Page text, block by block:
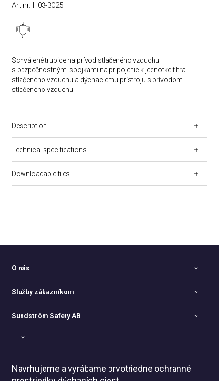
Art.nr. H03-3025
Schválené trubice na prívod stlačeného vzduchu
s bezpečnostnými spojkami na pripojenie k jednotke filtra
stlačeného vzduchu a dýchaciemu prístroju s prívodom
stlačeného vzduchu
Description
Technical specifications
Downloadable files
O nás
Služby zákazníkom
Sundström Safety AB
Navrhujeme a vyrábame prvotriedne ochranné